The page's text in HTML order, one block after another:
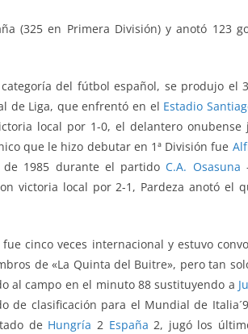
(325 en Primera División) y anotó 123
del fútbol español, se produjo el
de Liga, que enfrentó en el Estadio
local por 1-0, el delantero
que le hizo debutar en 1ª División fue
1985 durante el partido C.A. Osasuna
victoria local por 2-1, Pardeza anotó el
fue cinco veces internacional y estuvo
de «La Quinta del Buitre», pero tan
al campo en el minuto 88 sustituyendo a
de clasificación para el Mundial de
de Hungría 2 España 2, jugó los